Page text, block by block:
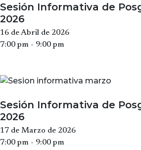
Sesión Informativa de
2026
16 de Abril de 2026
7:00 pm - 9:00 pm
Sesión Informativa de
2026
17 de Marzo de 2026
7:00 pm - 9:00 pm